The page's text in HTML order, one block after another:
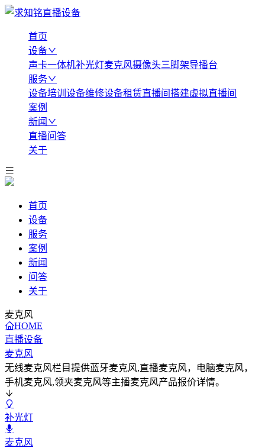
首页
设备
声卡一体机补光灯麦克风摄像头三脚架导播台
服务
设备培训 设备维修设备租赁直播间搭建虚拟直播间
案例
新闻
直播问答
关于
首页
设备
服务
案例
新闻
问答
关于
麦克风
HOME
直播设备
麦克风
无线麦克风栏目提供蓝牙麦克风,直播麦克风，电脑麦克风，
手机麦克风,领夹麦克风等主播麦克风产品报价详情。
补光灯
麦克风